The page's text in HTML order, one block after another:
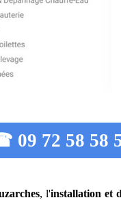
09 72 58 58
, l'installation et